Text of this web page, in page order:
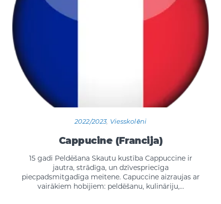
2022/2023, Viesskolēni
Cappucine (Francija)
15 gadi Peldēšana Skautu kustība Cappuccine ir
jautra, strādīga, un dzīvespriecīga
piecpadsmitgadīga meitene. Capuccine aizraujas ar
vairākiem hobijiem: peldēšanu, kulināriju,…